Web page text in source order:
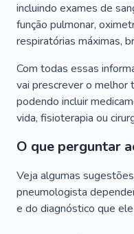
incluindo exames de
função pulmonar,
respiratórias máximas,
Com todas essas
vai prescrever o melhor
podendo incluir
vida, fisioterapia ou
O que perguntar
Veja algumas
pneumologista
e do diagnóstico que